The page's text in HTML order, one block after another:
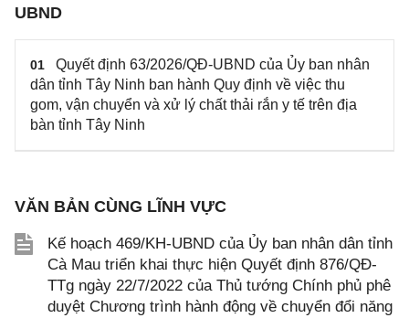
UBND
01
Quyết định 63/2026/QĐ-UBND của Ủy ban nhân
dân tỉnh Tây Ninh ban hành Quy định về việc thu
gom, vận chuyển và xử lý chất thải rắn y tế trên địa
bàn tỉnh Tây Ninh
VĂN BẢN CÙNG LĨNH VỰC
Kế hoạch 469/KH-UBND của Ủy ban nhân dân tỉnh
Cà Mau triển khai thực hiện Quyết định 876/QĐ-
TTg ngày 22/7/2022 của Thủ tướng Chính phủ phê
duyệt Chương trình hành động về chuyển đổi năng